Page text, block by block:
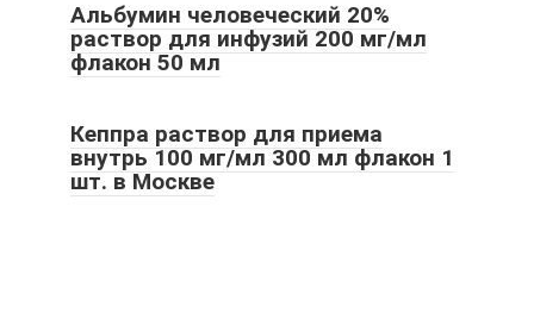
Альбумин человеческий 20%
раствор для инфузий 200 мг/мл
флакон 50 мл
Кеппра раствор для приема
внутрь 100 мг/мл 300 мл флакон 1
шт. в Москве